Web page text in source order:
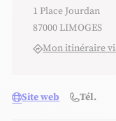
1 Place Jourdan
87000 LIMOGES
Mon itinéraire
Site web Tél.